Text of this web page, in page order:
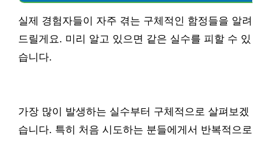
실제 경험자들이 자주 겪는 구체적인 함정들을 알려
드릴게요. 미리 알고 있으면 같은 실수를 피할 수 있
습니다.
가장 많이 발생하는 실수부터 구체적으로 살펴보겠
습니다. 특히 처음 시도하는 분들에게서 반복적으로